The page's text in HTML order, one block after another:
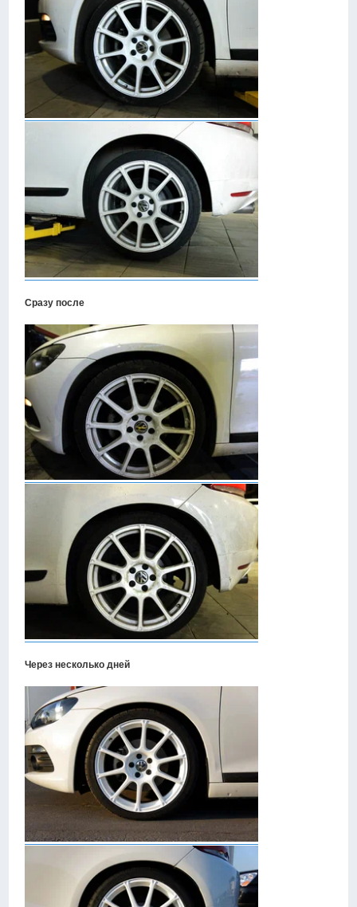
Сразу после
Через несколько дней